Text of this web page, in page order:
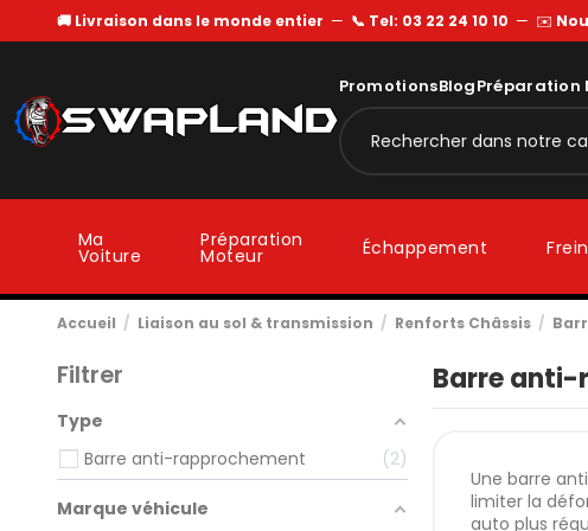
🚚 Livraison dans le monde entier — 📞 Tel: 03 22 24 10 10 — ✉️
PromotionsBlogPréparation
Ma
Voiture
Préparation
Moteur Échappement
Accueil Liaison au sol & transmission Renforts Châssis
Barre
Une barre
limiter la
auto plus
Filtrer
Type
Barre anti-rapprochement
2
Marque véhicule